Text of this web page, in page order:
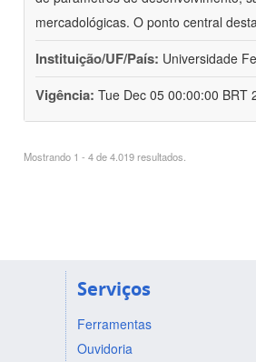
mercadológicas. O ponto central
Instituição/UF/País: Universidade
Vigência: Tue Dec 05 00:00:00 BRT
Mostrando 1 - 4 de 4.019 resultados.
Serviços
Ferramentas
Ouvidoria